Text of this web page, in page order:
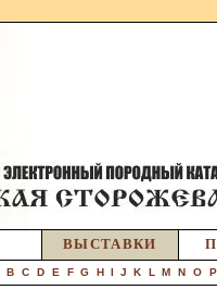
ВЫСТАВКИ
B C D E F G H I J K L M N O P